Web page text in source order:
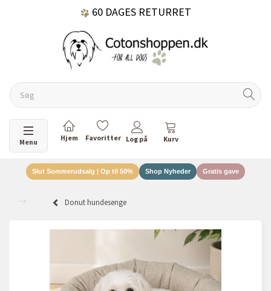
60 DAGES RETURRET
Skifte navigation
Menu
Slut Sommerudsalg | Op til 50% Shop Nyheder Gratis gave
Donut hundesenge